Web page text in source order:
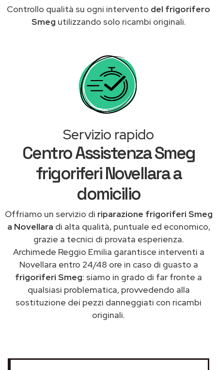
Controllo qualità su ogni intervento del frigorifero
Smeg utilizzando solo ricambi originali.
Servizio rapido
Centro Assistenza Smeg
frigoriferi Novellara a
domicilio
Offriamo un servizio di riparazione frigoriferi Smeg
a Novellara di alta qualità, puntuale ed economico,
grazie a tecnici di provata esperienza.
Archimede Reggio Emilia garantisce interventi a
Novellara entro 24/48 ore in caso di guasto a
frigoriferi Smeg: siamo in grado di far fronte a
qualsiasi problematica, provvedendo alla
sostituzione dei pezzi danneggiati con ricambi
originali.